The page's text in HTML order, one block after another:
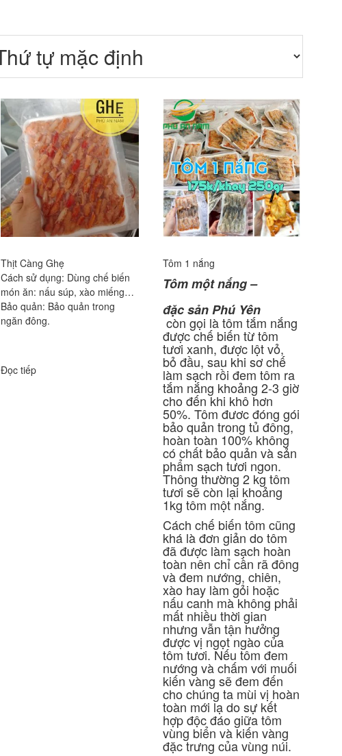
Thịt Càng Ghẹ
Cách sử dụng: Dùng chế biến
món ăn: nấu súp, xào miếng…
Bảo quản: Bảo quản trong
ngăn đông.
Đọc tiếp
Tôm 1 nắng
Tôm một nắng –
đặc sản Phú Yên
còn gọi là tôm tắm nắng
được chế biến từ tôm
tươi xanh, được lột vỏ,
bỏ đầu, sau khi sơ chế
làm sạch rồi đem tôm ra
tắm nắng khoảng 2-3 giờ
cho đến khi khô hơn
50%. Tôm đươc đóng gói
bảo quản trong tủ đông,
hoàn toàn 100% không
có chất bảo quản và sản
phẩm sạch tươi ngon.
Thông thường 2 kg tôm
tươi sẽ còn lại khoảng
1kg tôm một nắng.
Cách chế biến tôm cũng
khá là đơn giản do tôm
đã được làm sạch hoàn
toàn nên chỉ cần rã đông
và đem nướng, chiên,
xào hay làm gỏi hoặc
nấu canh mà không phải
mất nhiều thời gian
nhưng vẫn tận hưởng
được vị ngọt ngào của
tôm tươi. Nếu tôm đem
nướng và chấm với muối
kiến vàng sẽ đem đến
cho chúng ta mùi vị hoàn
toàn mới lạ do sự kết
hợp độc đáo giữa tôm
vùng biển và kiến vàng
đặc trưng của vùng núi.